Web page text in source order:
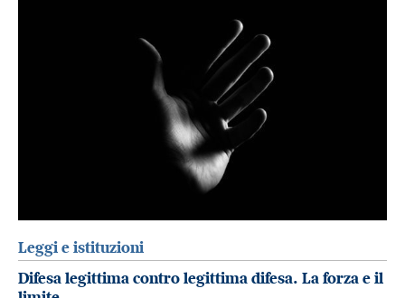
Leggi e istituzioni
Difesa legittima contro legittima difesa. La forza e il